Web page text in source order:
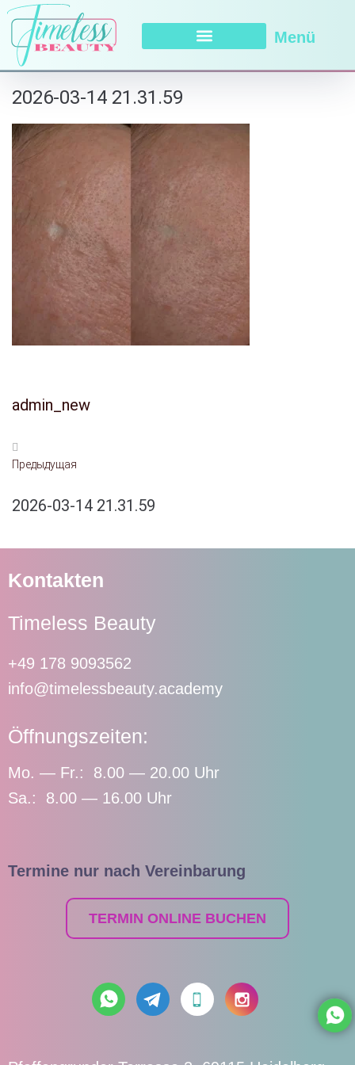
Menü
2026-03-14 21.31.59
admin_new
Предыдущая
2026-03-14 21.31.59
Kontakten
Timeless Beauty
+49 178 9093562
info@timelessbeauty.academy
Öffnungszeiten:
Mo. — Fr.: 8.00 — 20.00 Uhr
Sa.: 8.00 — 16.00 Uhr
Termine nur nach Vereinbarung
TERMIN ONLINE BUCHEN